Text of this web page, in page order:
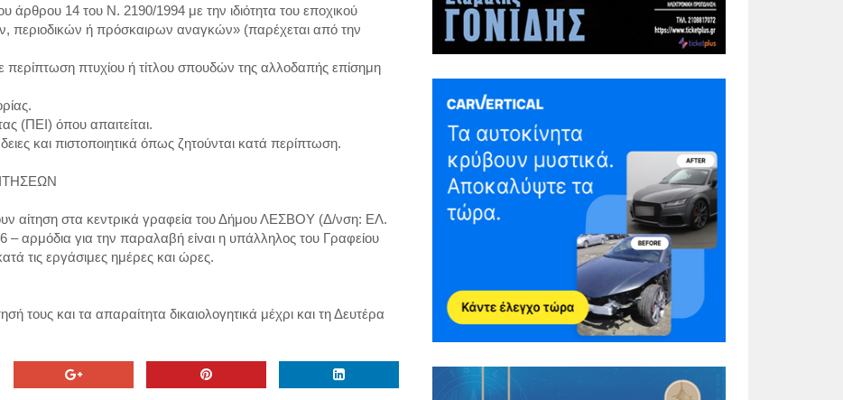
14 του Ν. 2190/1994 με την ιδιότητα του εποχικού
περιοδικών ή πρόσκαιρων αναγκών» (παρέχεται από την
πτυχίου ή τίτλου σπουδών της αλλοδαπής επίσημη
(ΠΕΙ) όπου απαιτείται.
και πιστοποιητικά όπως ζητούνται κατά περίπτωση.
αίτηση στα κεντρικά γραφεία του Δήμου ΛΕΣΒΟΥ (Δ/νση: ΕΛ.
– αρμόδια για την παραλαβή είναι η υπάλληλος του Γραφείου
τις εργάσιμες ημέρες και ώρες.
τους και τα απαραίτητα δικαιολογητικά μέχρι και τη Δευτέρα